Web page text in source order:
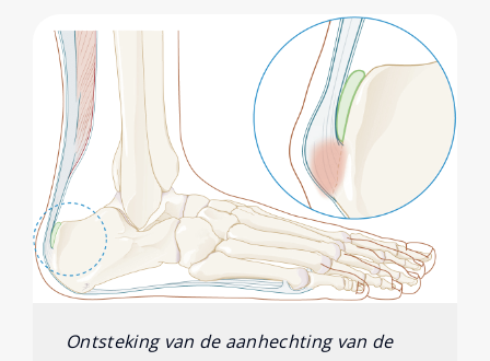
Ontsteking van de aanhechting van de